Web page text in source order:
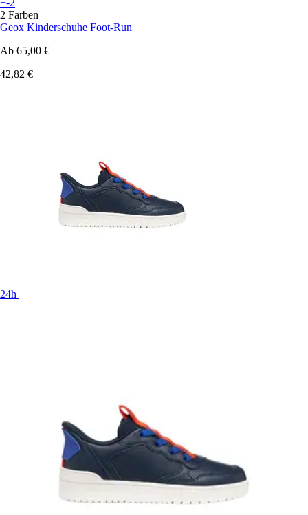
2 Farben
Geox Kinderschuhe Foot-Run
Ab 65,00 €
42,82 €
24h